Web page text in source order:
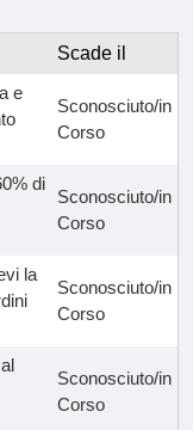
Scade il
e
Sconosciuto/in
Corso
di
Sconosciuto/in
Corso
la
Sconosciuto/in
Corso
Sconosciuto/in
Corso